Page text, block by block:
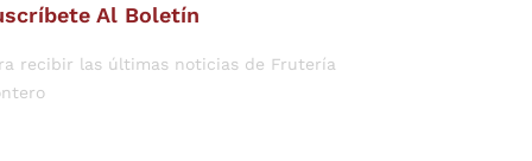
Al Boletín
recibir las últimas noticias de Frutería